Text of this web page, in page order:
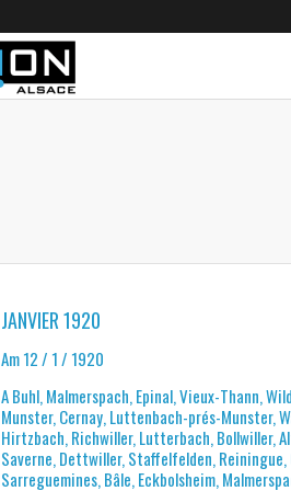
JANVIER 1920
Am 12 / 1 / 1920
A Buhl, Malmerspach, Epinal, Vieux-Thann,
Munster, Cernay, Luttenbach-prés-Munster,
Hirtzbach, Richwiller, Lutterbach, Bollwiller,
Saverne, Dettwiller, Staffelfelden, Reiningue,
Sarreguemines, Bâle, Eckbolsheim,